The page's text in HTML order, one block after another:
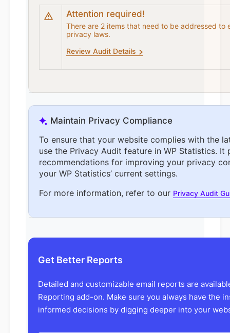
Attention required!
There are 2 items that need to be addressed to
privacy laws.
Review Audit Details
Maintain Privacy Compliance
To ensure that your website complies with the
use the Privacy Audit feature in WP Statistics. It
recommendations for improving your privacy
your WP Statistics’ current settings.
For more information, refer to our Privacy Audit
Get Better Reports
Detailed and customizable email reports are
Reporting add-on. Make sure you always have the
informed decisions by digging deeper into your